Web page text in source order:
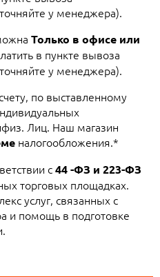
у менеджера).
Только в офисе или
в пункте вывоза
у менеджера).
по выставленному
Лиц. Наш магазин
налогообложения.*
с44 -ФЗ и 223-ФЗ
торговых площадках.
услуг, связанных с
и помощь в подготовке